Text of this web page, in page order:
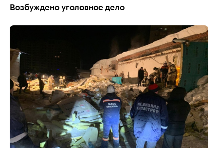
Возбуждено уголовное дело